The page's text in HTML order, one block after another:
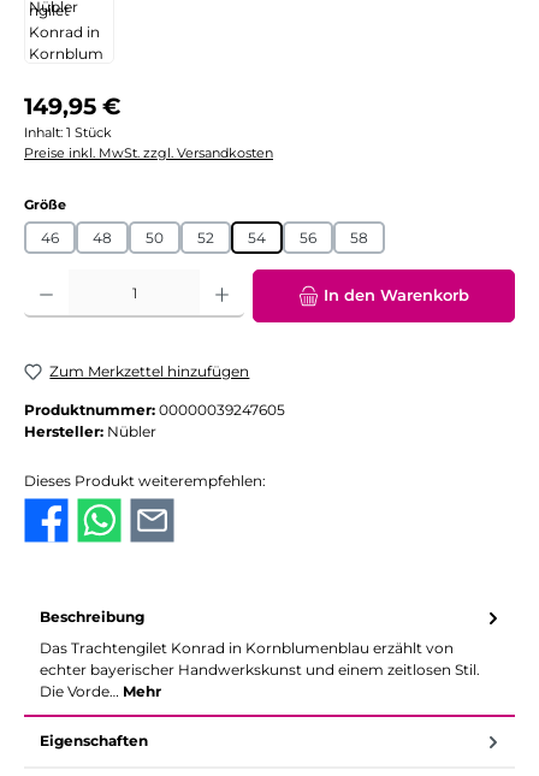
Regulärer Preis:
149,95 €
Inhalt: 1 Stück
Preise inkl. MwSt. zzgl. Versandkosten
Größeauswählen
46 48 50 52 54 56 58
Produkt Anzahl: Gib den gewünschten Wert ein oder benutze die
In den Warenkorb
Zum Merkzettel hinzufügen
Produktnummer: 00000039247605
Hersteller: Nübler
Dieses Produkt weiterempfehlen:
Beschreibung
Das Trachtengilet Konrad in Kornblumenblau erzählt von
echter bayerischer Handwerkskunst und einem zeitlosen Stil.
Die Vorde… Mehr
Eigenschaften